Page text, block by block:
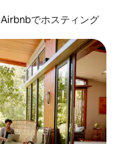
Airbnbでホスティング